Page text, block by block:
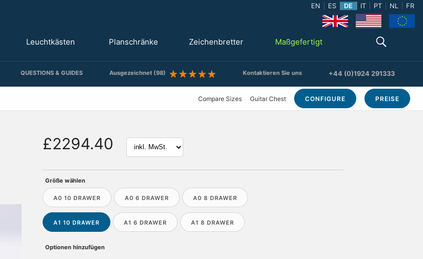
EN ES DE IT PT NL FR
Leuchtkästen Planschränke Zeichenbretter Maßgefertigt
QUESTIONS & GUIDES Ausgezeichnet (98) Kontaktieren Sie uns +44 (0)1924 291333
Compare Sizes Guitar Chest CONFIGURE PREISE
£2294.40
Größe wählen
A0 10 DRAWER A0 6 DRAWER A0 8 DRAWER
A1 10 DRAWER A1 6 DRAWER A1 8 DRAWER
Optionen hinzufügen